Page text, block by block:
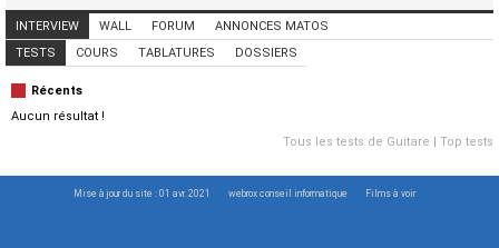
INTERVIEW WALL FORUM
ANNONCES MATOS
ANNONCES MUSICIENS
CONCERTS
TESTS COURS TABLATURES DOSSIERS
Récents
Aucun résultat !
Tous les tests de Guitare
Top tests
Mise à jour du site : 01 avr. 2021 webrox conseil informatique Films à voir